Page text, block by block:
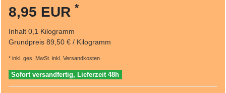
8,95 EUR *
Inhalt 0,1 Kilogramm
Grundpreis 89,50 € / Kilogramm
* inkl. ges. MwSt. inkl. Versandkosten
Sofort versandfertig, Lieferzeit 48h